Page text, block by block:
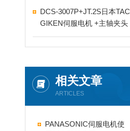
DCS-3007P+JT.2S日本TAC
GIKEN伺服电机 +主轴夹头
相关文章
ARTICLES
PANASONIC伺服电机使